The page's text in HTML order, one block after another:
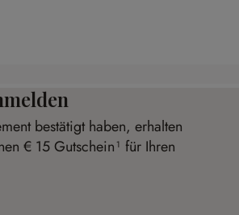
bestätigt haben, erhalten
€ 15 Gutschein¹ für Ihren